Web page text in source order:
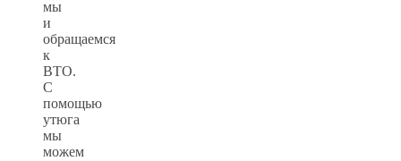
мы
и
обращаемся
к
ВТО.
С
помощью
утюга
мы
можем